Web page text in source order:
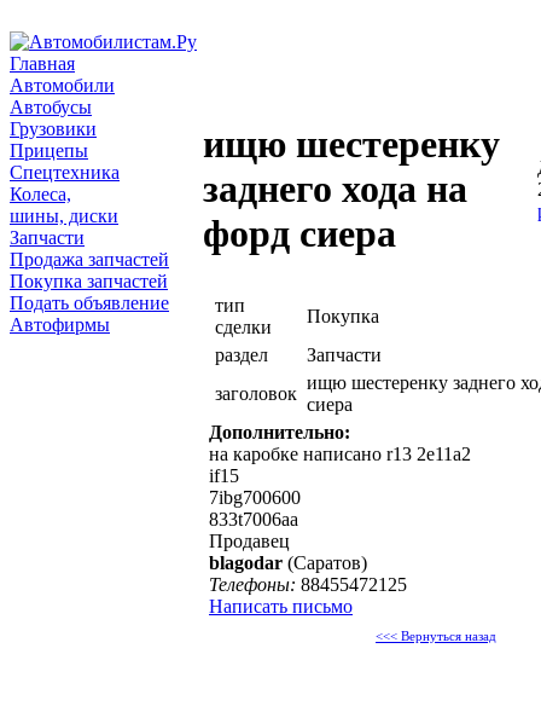
Главная
Автомобили
Автобусы
Грузовики
Прицепы
Спецтехника
Колеса,
шины, диски
Запчасти
Продажа запчастей
Покупка запчастей
Подать объявление
Автофирмы
ищю шестеренку
заднего хода на
форд сиера
тип
сделки
Покупка
раздел
Запчасти
заголовок
ищю шестеренку заднего
сиера
Дополнительно:
на каробке написано r13 2e11a2
if15
7ibg700600
833t7006aa
Продавец
blagodar (Саратов)
Телефоны: 88455472125
Написать письмо
<<< Вернуться назад